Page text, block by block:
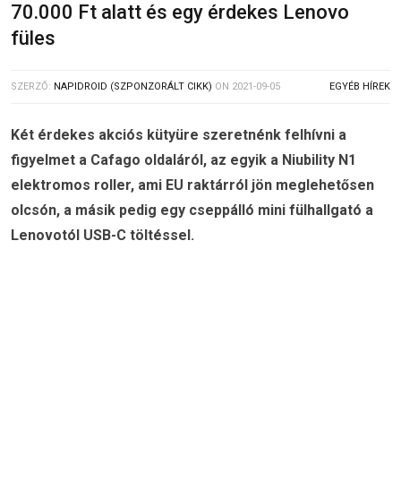
70.000 Ft alatt és egy érdekes Lenovo
füles
SZERZŐ: NAPIDROID (SZPONZORÁLT CIKK) ON 2021-09-05 EGYÉB HÍREK
Két érdekes akciós kütyüre szeretnénk felhívni a
figyelmet a Cafago oldaláról, az egyik a Niubility N1
elektromos roller, ami EU raktárról jön meglehetősen
olcsón, a másik pedig egy cseppálló mini fülhallgató a
Lenovotól USB-C töltéssel.